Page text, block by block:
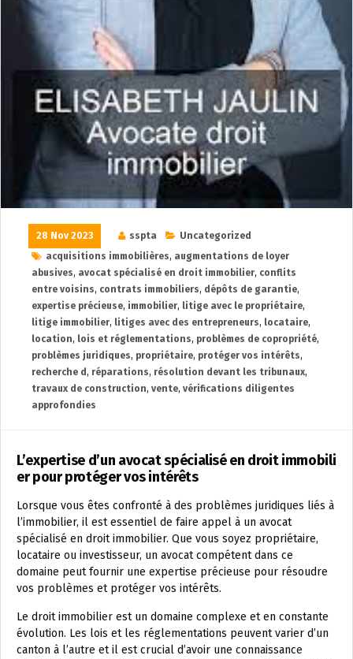
28 Nov 2023 sspta
Uncategorized
acquisitions immobilières, augmentations de loyer
abusives, avocat spécialisé en droit immobilier, conflits
entre voisins, contrats immobiliers, dépôts de garantie,
expertise précieuse, immobilier, litige avec le propriétaire,
litige immobilier, litiges avec des entrepreneurs, locataire,
location, lois et réglementations, problèmes de copropriété,
problèmes juridiques, propriétaire, protéger vos intérêts,
recherche d , réparations, résolution devant les tribunaux,
travaux de construction, vente, vérifications diligentes
approfondies
L’expertise d’un avocat spécialisé en droit immobili
er pour protéger vos intérêts
Lorsque vous êtes confronté à des problèmes juridiques liés à
l’immobilier, il est essentiel de faire appel à un avocat
spécialisé en droit immobilier. Que vous soyez propriétaire,
locataire ou investisseur, un avocat compétent dans ce
domaine peut fournir une expertise précieuse pour résoudre
vos problèmes et protéger vos intérêts.
Le droit immobilier est un domaine complexe et en constante
évolution. Les lois et les réglementations peuvent varier d’un
canton à l’autre et il est crucial d’avoir une connaissance